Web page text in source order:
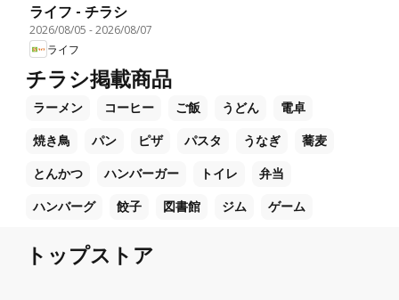
ライフ - チラシ
2026/08/05 -2026/08/07
ライフ
チラシ掲載商品
ラーメン コーヒー ご飯 うどん 電卓
焼き鳥 パン ピザ パスタ うなぎ 蕎麦
とんかつ ハンバーガー トイレ 弁当
ハンバーグ 餃子 図書館 ジム ゲーム
トップストア